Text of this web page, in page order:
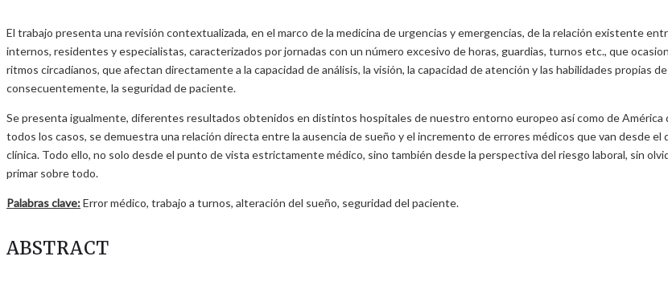
El trabajo presenta una revisión contextualizada, en el marco de la medicina de urgencias y emergencias, de la relación existente
internos, residentes y especialistas, caracterizados por jornadas con un número excesivo de horas, guardias, turnos etc., que
ritmos circadianos, que afectan directamente a la capacidad de análisis, la visión, la capacidad de atención y las habilidades propias
consecuentemente, la seguridad de paciente.
Se presenta igualmente, diferentes resultados obtenidos en distintos hospitales de nuestro entorno europeo así como de América
todos los casos, se demuestra una relación directa entre la ausencia de sueño y el incremento de errores médicos que van desde el
clínica. Todo ello, no solo desde el punto de vista estrictamente médico, sino también desde la perspectiva del riesgo laboral, sin
primar sobre todo.
Palabras clave:Error médico, trabajo a turnos, alteración del sueño, seguridad del paciente.
ABSTRACT